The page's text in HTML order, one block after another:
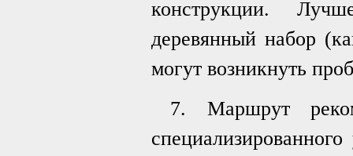
конструкции.
деревянный набор
могут возникнуть
7. Маршрут